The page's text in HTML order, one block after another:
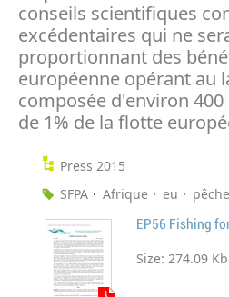
conseils scientifiques
excédentaires qui ne
proportionnant des
européenne opérant au
composée d'environ
de 1% de la flotte
Press 2015
SFPA
Afrique eu pêche
EP56 Fishing
Size: 274.09 Kb